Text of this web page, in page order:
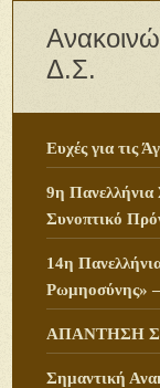
Δ.Σ.
Ευχές για τις
9η
Συνοπτικό
14η
Ρωμηοσύνης»
ΑΠΑΝΤΗΣΗ
Σημαντική